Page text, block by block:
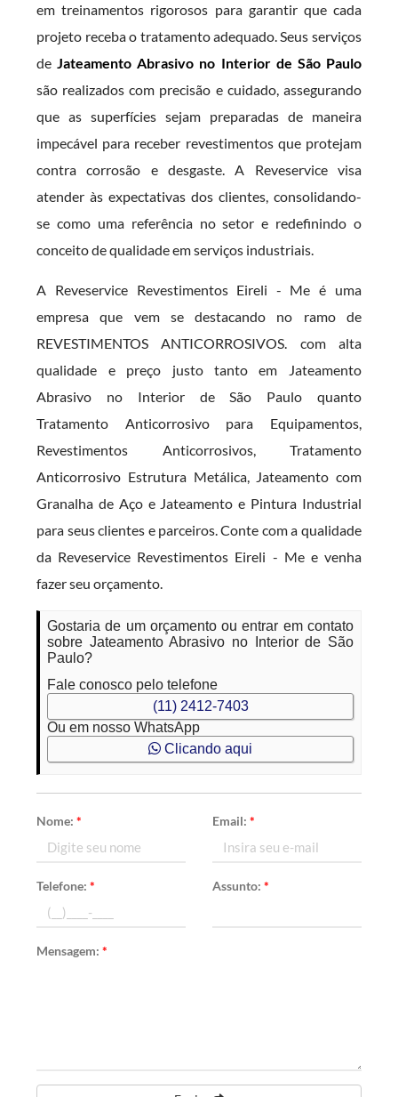
em treinamentos rigorosos para garantir que cada
projeto receba o tratamento adequado. Seus serviços
deJateamento Abrasivo no Interior de São Paulo
são realizados com precisão e cuidado, assegurando
que as superfícies sejam preparadas de maneira
impecável para receber revestimentos que protejam
contra corrosão e desgaste. A Reveservice visa
atender às expectativas dos clientes, consolidando-
se como uma referência no setor e redefinindo o
conceito de qualidade em serviços industriais.
A Reveservice Revestimentos Eireli - Me é uma
empresa que vem se destacando no ramo de
REVESTIMENTOS ANTICORROSIVOS. com alta
qualidade e preço justo tanto em Jateamento
Abrasivo no Interior de São Paulo quanto
Tratamento Anticorrosivo para Equipamentos,
Revestimentos Anticorrosivos, Tratamento
Anticorrosivo Estrutura Metálica, Jateamento com
Granalha de Aço e Jateamento e Pintura Industrial
para seus clientes e parceiros. Conte com a qualidade
da Reveservice Revestimentos Eireli - Me e venha
fazer seu orçamento.
Gostaria de um orçamento ou entrar em contato
sobre Jateamento Abrasivo no Interior de São
Paulo?
Fale conosco pelo telefone
(11) 2412-7403
Ou em nosso WhatsApp
Clicando aqui
Nome:* Email: *
Telefone:* Assunto: *
Mensagem:*